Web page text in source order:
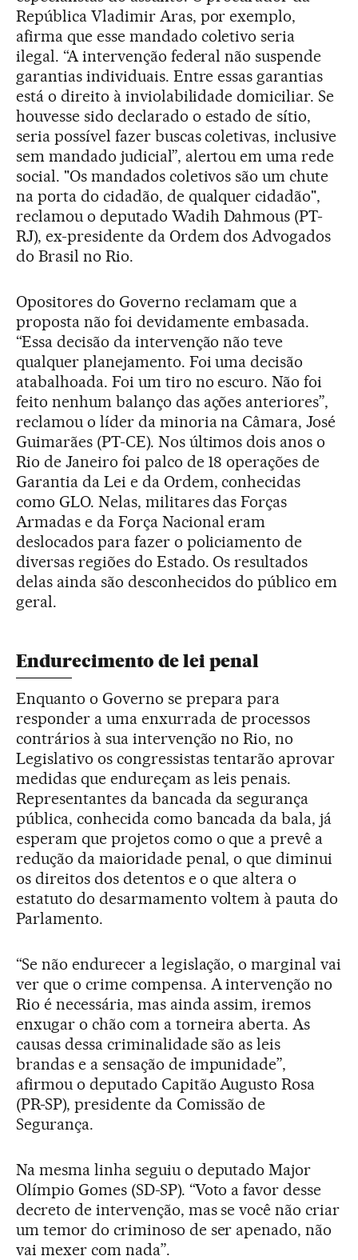
República Vladimir Aras, por exemplo,
afirma que esse mandado coletivo seria
ilegal. “A intervenção federal não suspende
garantias individuais. Entre essas garantias
está o direito à inviolabilidade domiciliar. Se
houvesse sido declarado o estado de sítio,
seria possível fazer buscas coletivas, inclusive
sem mandado judicial”, alertou em uma rede
social. "Os mandados coletivos são um chute
na porta do cidadão, de qualquer cidadão",
reclamou o deputado Wadih Dahmous (PT-
RJ), ex-presidente da Ordem dos Advogados
do Brasil no Rio.
Opositores do Governo reclamam que a
proposta não foi devidamente embasada.
“Essa decisão da intervenção não teve
qualquer planejamento. Foi uma decisão
atabalhoada. Foi um tiro no escuro. Não foi
feito nenhum balanço das ações anteriores”,
reclamou o líder da minoria na Câmara, José
Guimarães (PT-CE). Nos últimos dois anos o
Rio de Janeiro foi palco de 18 operações de
Garantia da Lei e da Ordem, conhecidas
como GLO. Nelas, militares das Forças
Armadas e da Força Nacional eram
deslocados para fazer o policiamento de
diversas regiões do Estado. Os resultados
delas ainda são desconhecidos do público em
geral.
Endurecimento de lei penal
Enquanto o Governo se prepara para
responder a uma enxurrada de processos
contrários à sua intervenção no Rio, no
Legislativo os congressistas tentarão aprovar
medidas que endureçam as leis penais.
Representantes da bancada da segurança
pública, conhecida como bancada da bala, já
esperam que projetos como o que a prevê a
redução da maioridade penal, o que diminui
os direitos dos detentos e o que altera o
estatuto do desarmamento voltem à pauta do
Parlamento.
“Se não endurecer a legislação, o marginal vai
ver que o crime compensa. A intervenção no
Rio é necessária, mas ainda assim, iremos
enxugar o chão com a torneira aberta. As
causas dessa criminalidade são as leis
brandas e a sensação de impunidade”,
afirmou o deputado Capitão Augusto Rosa
(PR-SP), presidente da Comissão de
Segurança.
Na mesma linha seguiu o deputado Major
Olímpio Gomes (SD-SP). “Voto a favor desse
decreto de intervenção, mas se você não criar
um temor do criminoso de ser apenado, não
vai mexer com nada”.